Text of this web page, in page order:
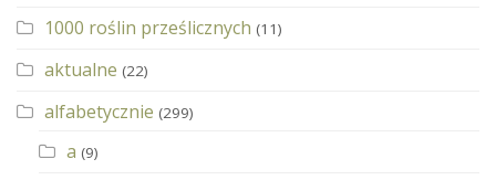
1000 roślin prześlicznych (11)
aktualne (22)
alfabetycznie (299)
a (9)